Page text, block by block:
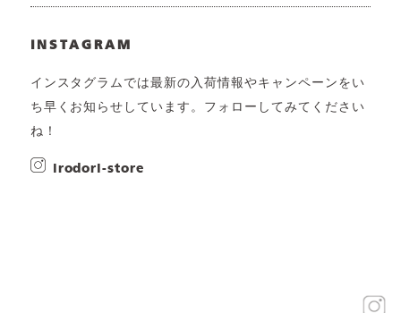
INSTAGRAM
インスタグラムでは最新の入荷情報やキャンペーンをい
ち早くお知らせしています。フォローしてみてください
ね！
irodori-store